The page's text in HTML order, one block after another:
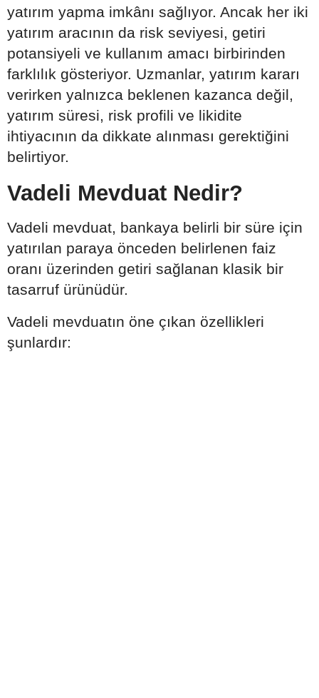
yatırım yapma imkânı sağlıyor. Ancak her iki
yatırım aracının da risk seviyesi, getiri
potansiyeli ve kullanım amacı birbirinden
farklılık gösteriyor. Uzmanlar, yatırım kararı
verirken yalnızca beklenen kazanca değil,
yatırım süresi, risk profili ve likidite
ihtiyacının da dikkate alınması gerektiğini
belirtiyor.
Vadeli Mevduat Nedir?
Vadeli mevduat, bankaya belirli bir süre için
yatırılan paraya önceden belirlenen faiz
oranı üzerinden getiri sağlanan klasik bir
tasarruf ürünüdür.
Vadeli mevduatın öne çıkan özellikleri
şunlardır: